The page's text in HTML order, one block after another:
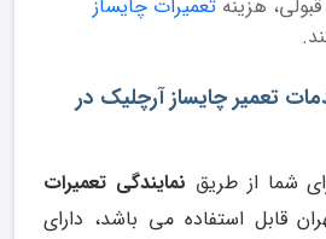
هزینه تعمیرات چایساز
تعمیر چایساز آرچلیک در
شما از طریق نمایندگی تعمیرات
قابل استفاده می باشد، دارای